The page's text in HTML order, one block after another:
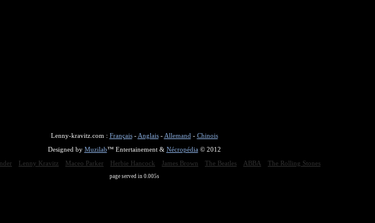
Lenny-kravitz.com : Français- Anglais- Allemand - Chinois
Designed by Muzilab™ Entertainement & Nécropédia© 2012
Lenny Kravitz Maceo Parker Herbie Hancock James Brown The Beatles ABBA The Rolling Stones
page served in 0.005s